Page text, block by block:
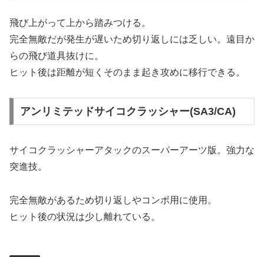
飛び上がって上から踏みつける。
完全無敵だが発生が遅いため切り返しには乏しい。遠目か
らの飛び道具抜けに。
ヒット後は距離が短くそのまま起き攻めに移行できる。
アンリミテッドサイコクラッシャー(SA3/CA)
サイコクラッシャーアタックのスーパーアーツ版。強力な
突進技。
完全無敵があるため切り返しやコンボ用に使用。
ヒット後の状況は少し離れている。